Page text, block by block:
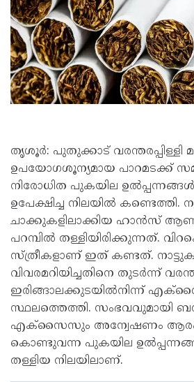
തൃശൂർ: പുതുക്കാട് വരന്തരപ്പിള്ളി
ഉപയോഗശൂന്യമായ പാറമടക്ക്
നിരോധിത പുകയില
ഉപേക്ഷിച്ച നിലയിൽ കണ്ടെത്തി.
ചാക്കുകളിലാക്കിയ ഹാൻസ്
പറമ്പിൽ തള്ളിയിരിക്കുന്നത്.
സ്ത്രീകളാണ് ഇത് കണ്ടത്.
വിവരമറിയിച്ചതിനെ തുടർന്ന്
ഇരിങ്ങാലക്കുടയിൽനിന്ന്
സ്ഥലത്തെത്തി. സംഭവവുമായി
എക്‌സൈസും അന്വേഷണം
കൊണ്ടുവന്ന പുകയില
തള്ളിയ നിലയിലാണ്.